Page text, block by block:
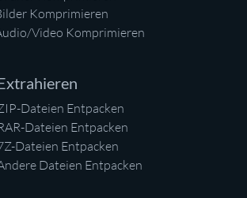
Komprimieren
Video Komprimieren
Dateien Entpacken
Dateien Entpacken
Dateien Entpacken
Dateien Entpacken